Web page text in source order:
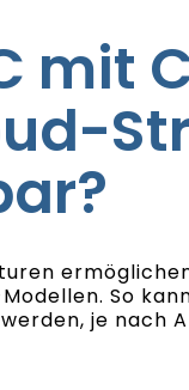
mit
So
je nach